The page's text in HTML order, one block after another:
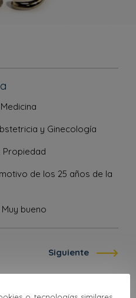
y Ginecología
Propiedad
de los 25 años de la
Muy bueno
Siguiente